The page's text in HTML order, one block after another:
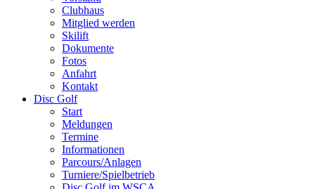
Clubhaus
Mitglied werden
Skilift
Dokumente
Fotos
Anfahrt
Kontakt
Disc Golf
Start
Meldungen
Termine
Informationen
Parcours/Anlagen
Turniere/Spielbetrieb